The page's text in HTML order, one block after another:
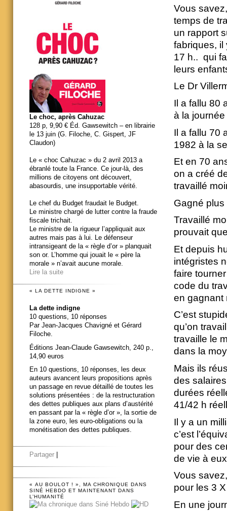
Vous
temps de
un rapport
fabriques, il
17 h.. qui
leurs
Le Dr
Il a fallu 80
à la
Il a fallu 70
1982 à la
Et en 70
on a créé
travaillé
Gagné plus
Travaillé
prouvait
Et depuis
intégristes
faire
code du
en
C’est
qu’on
travaille le
dans la
Mais ils
des
durées
41/42 h
Il y a un
c’est
pour des
de vie à
Vous
pour les 3
En une
Le choc, après Cahuzac
128 p, 9,90 € Éd. Gawsewitch – en librairie
le 13 juin (G. Filoche, C. Gispert, JF
Claudon)
Le « choc Cahuzac » du 2 avril 2013 a
ébranlé toute la France. Ce jour-là, des
millions de citoyens ont découvert,
abasourdis, une insupportable vérité.
Le chef du Budget fraudait le Budget.
Le ministre chargé de lutter contre la fraude
fiscale trichait.
Le ministre de la rigueur l’appliquait aux
autres mais pas à lui. Le défenseur
intransigeant de la « règle d’or » planquait
son or. L’homme qui jouait le « père la
morale » n’avait aucune morale.
Lire la suite
« LA DETTE INDIGNE »
La dette indigne
10 questions, 10 réponses
Par Jean-Jacques Chavigné et Gérard
Filoche.
Éditions Jean-Claude Gawsewitch, 240 p.,
14,90 euros
En 10 questions, 10 réponses, les deux
auteurs avancent leurs propositions après
un passage en revue détaillé de toutes les
solutions présentées : de la restructuration
des dettes publiques aux plans d’austérité
en passant par la « règle d’or », la sortie de
la zone euro, les euro-obligations ou la
monétisation des dettes publiques.
Partager
« AU BOULOT ! », MA CHRONIQUE DANS
SINÉ HEBDO ET MAINTENANT DANS
L’HUMANITÉ